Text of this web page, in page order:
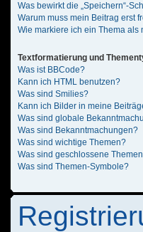
Was bewirkt die „Speichern“-
Warum muss mein Beitrag erst
Wie markiere ich ein Thema als
Textformatierung und
Was ist BBCode?
Kann ich HTML benutzen?
Was sind Smilies?
Kann ich Bilder in meine
Was sind globale
Was sind Bekanntmachungen?
Was sind wichtige Themen?
Was sind geschlossene
Was sind Themen-Symbole?